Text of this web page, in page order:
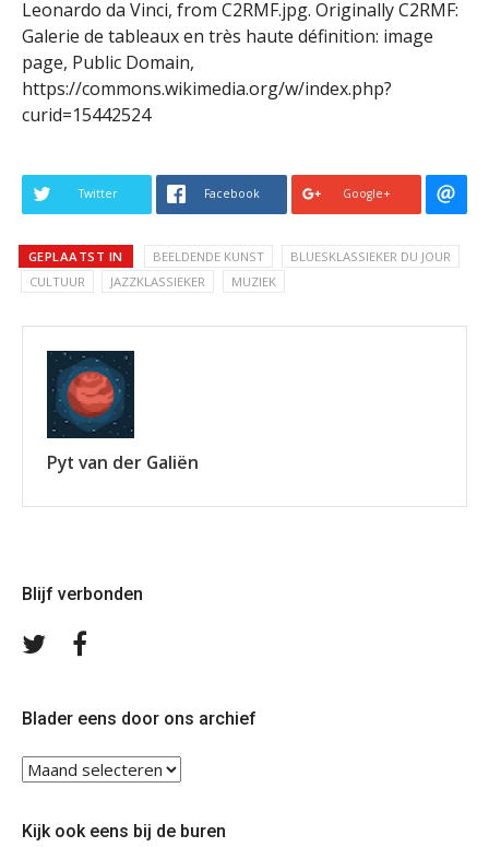
Leonardo da Vinci, from C2RMF.jpg. Originally C2RMF:
Galerie de tableaux en très haute définition: image
page, Public Domain,
https://commons.wikimedia.org/w/index.php?
curid=15442524
Twitter Facebook Google+
GEPLAATST IN BEELDENDE KUNST
BLUESKLASSIEKER DU JOUR
CULTUUR
JAZZKLASSIEKER MUZIEK
Pyt van der Galiën
Blijf verbonden
Volg
Blader eens door ons archief
Blader
eens
ons
Kijk ook eens bij de buren